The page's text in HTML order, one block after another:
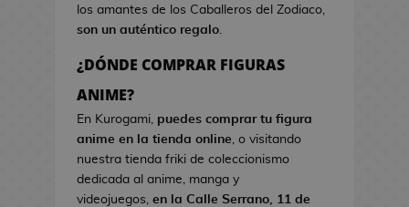
g
o
l
los amantes de los Caballeros del Zodiaco,
son un auténtico regalo.
¿DÓNDE COMPRAR FIGURAS
ANIME?
En Kurogami, puedes comprar tu figura
anime en la tienda online, o visitando
nuestra tienda friki de coleccionismo
dedicada al anime, manga y
videojuegos, en la Calle Serrano, 11 de